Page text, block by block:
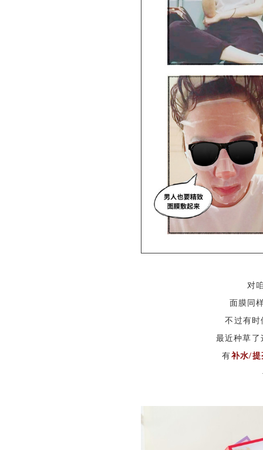
对
面膜同
不过有时
最近种草了
有补水/